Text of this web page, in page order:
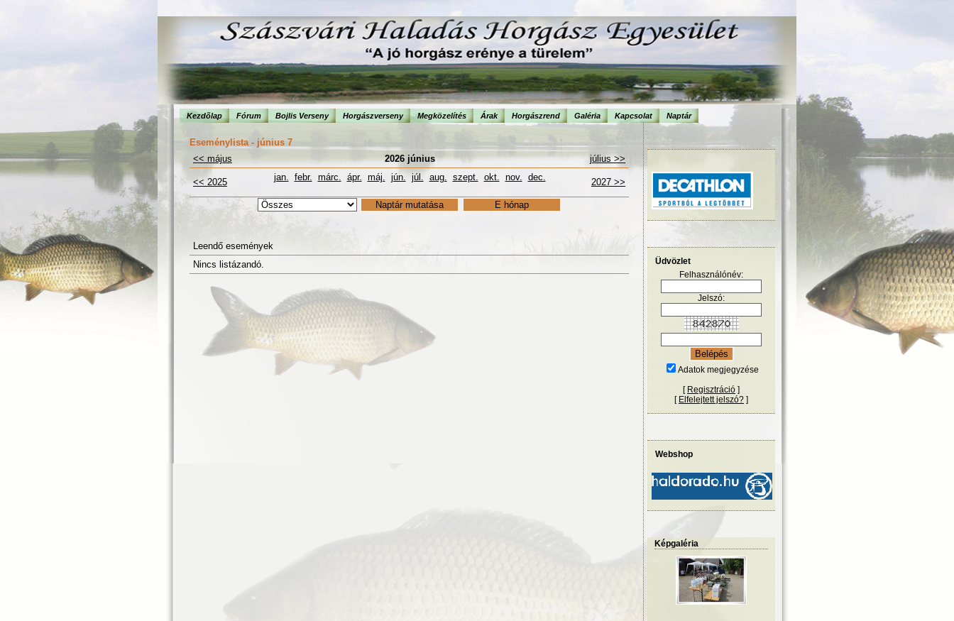
Kezdõlap Fórum Bojlis Verseny Horgászverseny Megközelítés Árak Horgászrend Galéria Kapcsolat Naptár
Eseménylista - június 7
<< május
2026 június július >>
<< 2025 jan. febr. márc. ápr. máj. jún. júl. aug. szept. okt. nov. dec. 2027 >>
Leendő események
Nincs listázandó.
Üdvözlet
Felhasználónév:
Jelszó:
Adatok megjegyzése
[ Regisztráció ]
[ Elfelejtett jelszó? ]
Webshop
Képgaléria